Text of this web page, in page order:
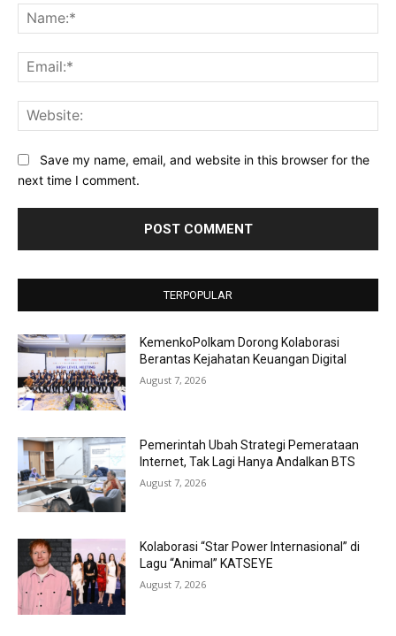
Save my name, email, and website in this browser for the
next time I comment.
TERPOPULAR
KemenkoPolkam Dorong Kolaborasi
Berantas Kejahatan Keuangan Digital
August 7, 2026
Pemerintah Ubah Strategi Pemerataan
Internet, Tak Lagi Hanya Andalkan BTS
August 7, 2026
Kolaborasi “Star Power Internasional” di
Lagu “Animal” KATSEYE
August 7, 2026